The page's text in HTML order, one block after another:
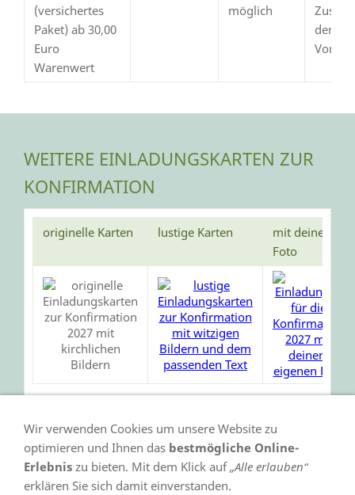
(versichertes
Paket) ab 30,00
Euro
Warenwert
möglich
dem
WEITERE EINLADUNGSKARTEN ZUR
KONFIRMATION
originelle Karten lustige Karten
mit deinem
Foto
Wir verwenden Cookies um unsere Website zu
optimieren und Ihnen das bestmögliche Online-
Erlebnis zu bieten. Mit dem Klick auf„Alle erlauben“
erklären Sie sich damit einverstanden.